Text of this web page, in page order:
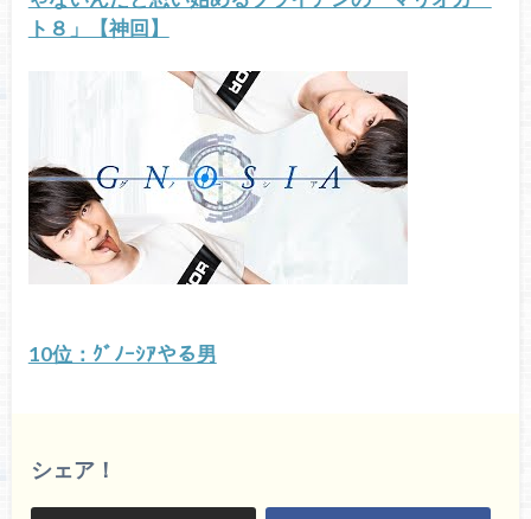
ト８」【神回】
10位：ｸﾞﾉｰｼｱやる男
シェア！